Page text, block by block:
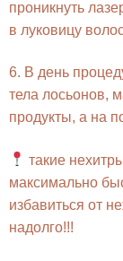
проникнуть
в луковицу
6. В день
тела лосьонов,
продукты, а на
такие
максимально
избавиться от
надолго!!!